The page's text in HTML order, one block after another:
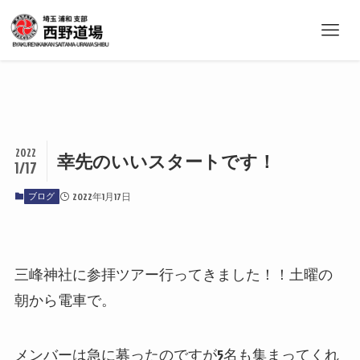
幸先のいいスタートです！
2022
1/17
ブログ 2022年1月17日
三峰神社に参拝ツアー行ってきました！！土曜の
朝から電車で。
メンバーは急に募ったのですが5名も集まってくれ